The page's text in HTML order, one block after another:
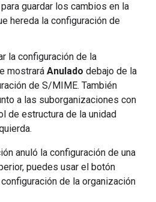
para guardar los cambios en la
hereda la configuración de
la configuración de la
mostrará Anulado debajo de la
de S/MIME. También
a las suborganizaciones con
de estructura de la unidad
anuló la configuración de una
puedes usar el botón
de la organización